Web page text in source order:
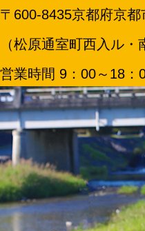
〒600-8435京都府京
（松原通室町西入ル・
営業時間 9：00～18：